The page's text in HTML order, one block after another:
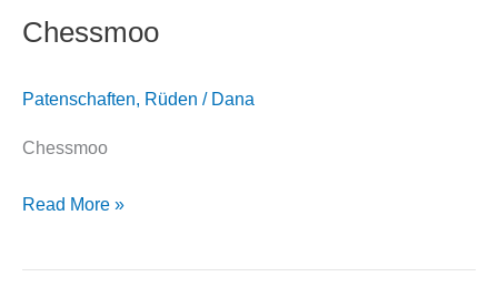
Chessmoo
Patenschaften, Rüden / Dana
Chessmoo
Read More »